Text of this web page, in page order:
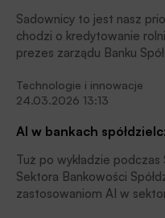
Sadownicy to jest nasz
chodzi o kredytowanie
prezes zarządu Banku
Polskiego Sektora
Technologie i innowacje
24.03.2026 13:13
AI w bankach
Tuż po wykładzie
Sektora Bankowości
zastosowaniom AI w